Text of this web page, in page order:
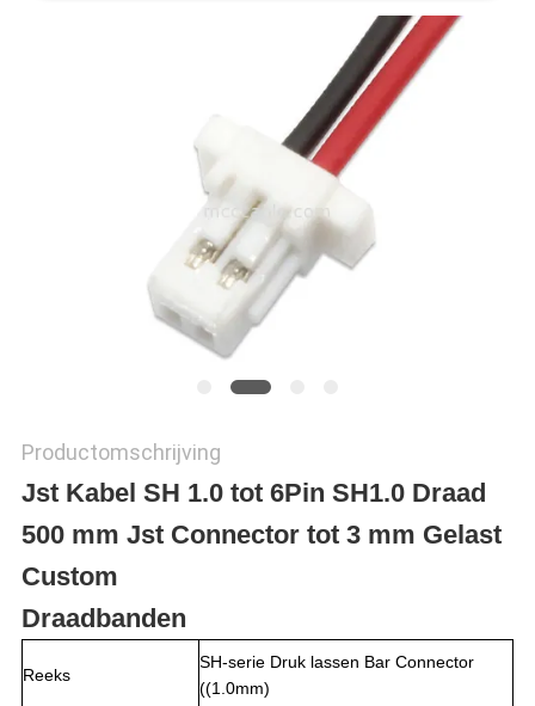
Productomschrijving
Jst Kabel SH 1.0 tot 6Pin SH1.0 Draad
500 mm Jst Connector tot 3 mm Gelast
Custom
Draadbanden
Reeks
SH-serie Druk lassen Bar Connector
((1.0mm)